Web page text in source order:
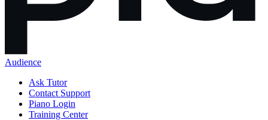
Audience
Ask Tutor
Contact Support
Piano Login
Training Center